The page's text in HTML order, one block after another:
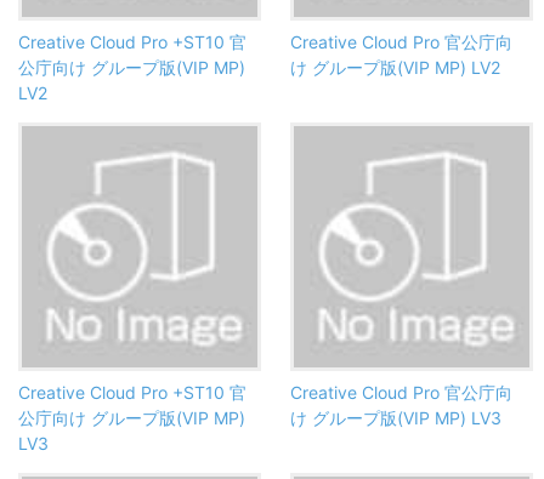
Creative Cloud Pro +ST10 官
公庁向け グループ版(VIP MP)
LV2
Creative Cloud Pro 官公庁向
け グループ版(VIP MP) LV2
Creative Cloud Pro +ST10 官
公庁向け グループ版(VIP MP)
LV3
Creative Cloud Pro 官公庁向
け グループ版(VIP MP) LV3